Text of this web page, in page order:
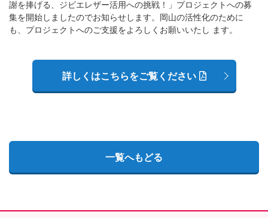
謝を捧げる、ジビエレザー活用への挑戦！」プロジェクトへの募
集を開始しましたのでお知らせします。岡山の活性化のために
も、プロジェクトへのご支援をよろしくお願いいたし ます。
詳しくはこちらをご覧ください
一覧へもどる